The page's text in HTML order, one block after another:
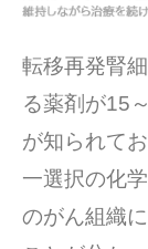
転移再発腎
る薬剤が15
が知られて
一選択の化
のがん組織